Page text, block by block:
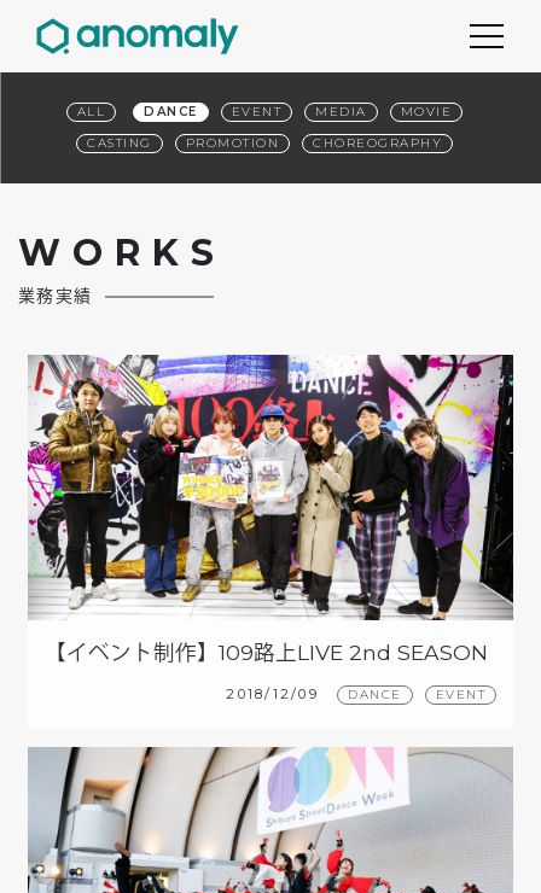
ALL DANCE EVENT MEDIA
MOVIE
CASTING
PROMOTION CHOREOGRAPHY
W O R K S
業務実績
【イベント制作】109路上LIVE 2nd SEASON
2018/12/09 DANCE EVENT